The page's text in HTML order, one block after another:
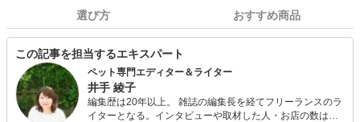
選び方 おすすめ商品
この記事を担当するエキスパート
ペット専門エディター＆ライター
井手 綾子
編集歴は20年以上。 雑誌の編集長を経てフリーランスのラ
イターとなる。インタビューや取材した人・お店の数は